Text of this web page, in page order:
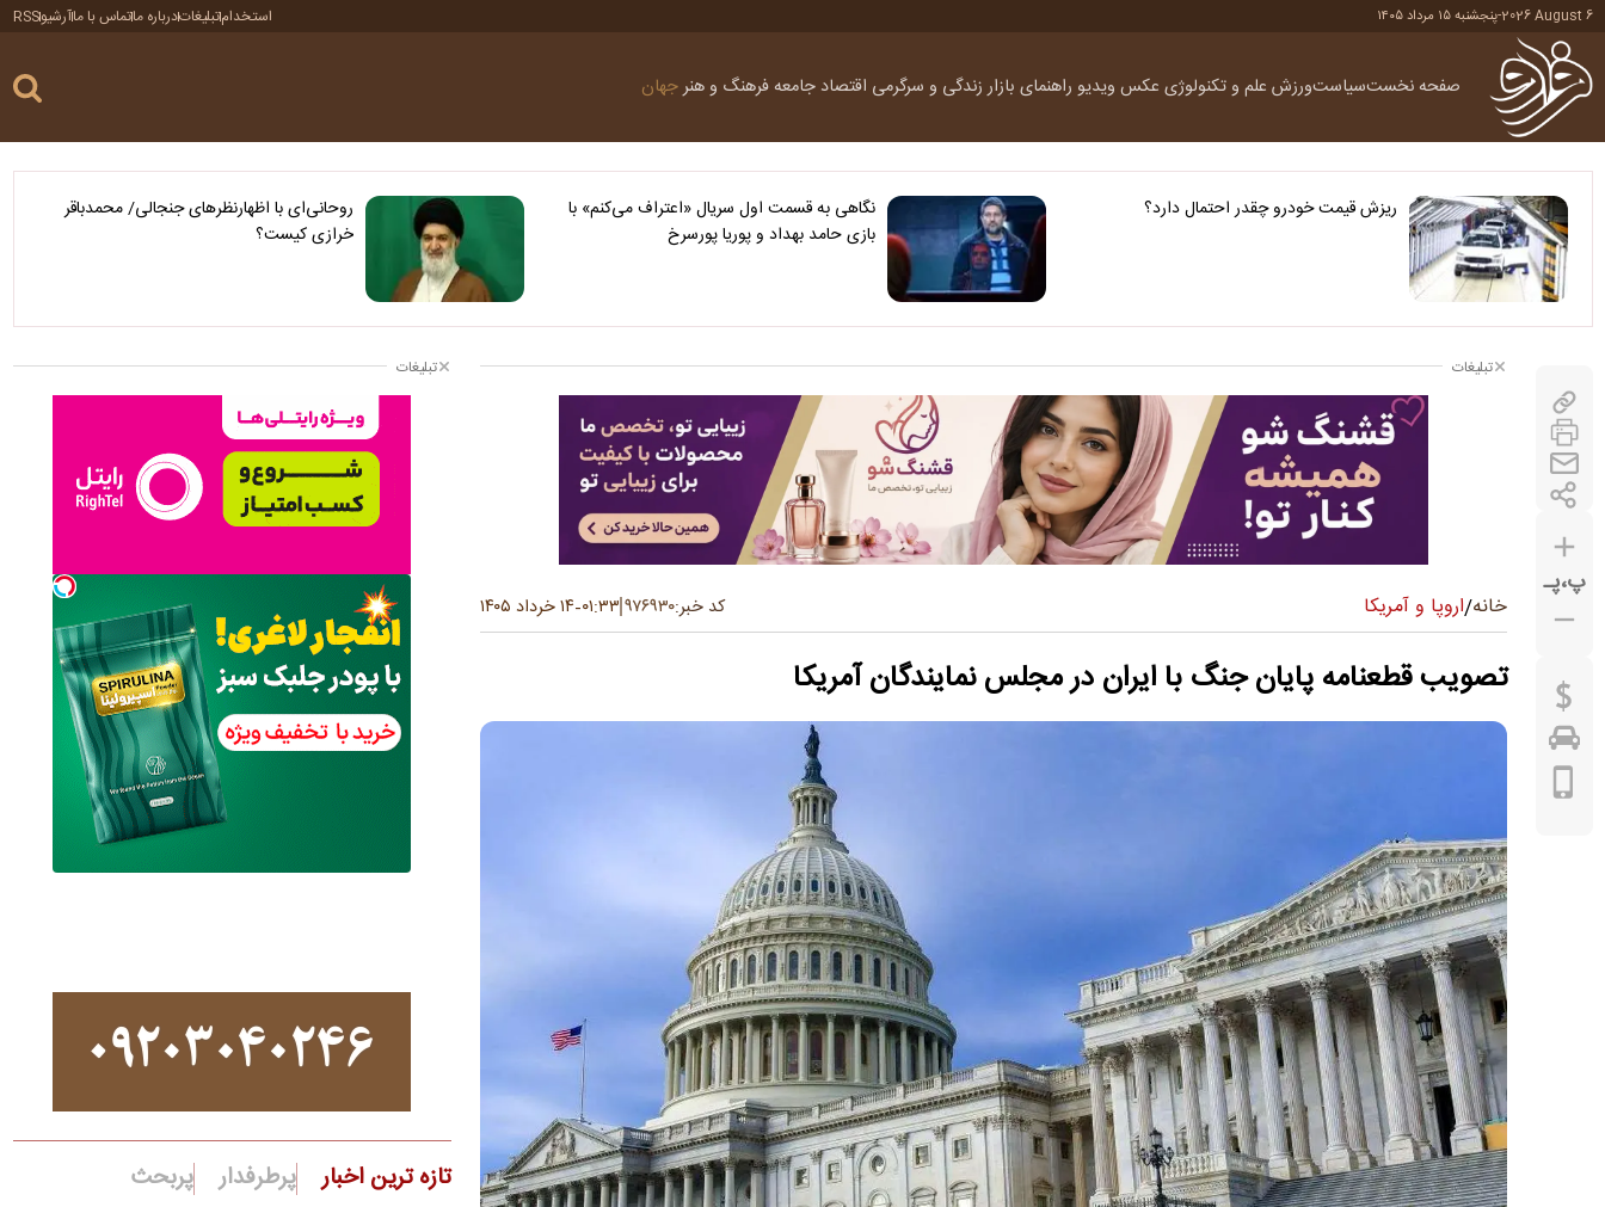
2026 August 6
-پنجشنبه ۱۵ مرداد ۱۴۰۵ استخدامتبلیغاتدرباره ماتماس با ماآرشیوRSS
صفحه نخستسیاستورزش علم و تکنولوژی عکس ویدیو راهنمای بازارزندگی و سرگرمی اقتصاد جامعهفرهنگ و هنرجهان
ریزش قیمت خودرو چقدر احتمال دارد؟
نگاهی به قسمت اول سریال «اعتراف می‌کنم» با
بازی حامد بهداد و پوریا پورسرخ
روحانی‌ای با اظهارنظرهای جنجالی/ محمدباقر
خرازی کیست؟
پ،پـ
تبلیغات
خانه/اروپا و آمریکا کد خبر:۹۷۶۹۳۰ ۰۱:۳۳-۱۴ خرداد ۱۴۰۵
تصویب قطعنامه پایان جنگ با ایران در مجلس نمایندگان آمریکا
تبلیغات
تازه ترین اخبار پرطرفدار پربحث